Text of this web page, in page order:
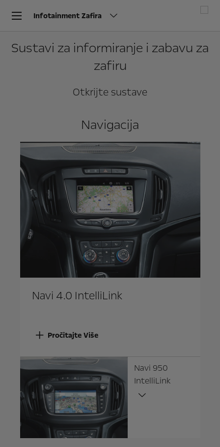
Infotainment Zafira
Sustavi za informiranje i zabavu za
zafiru
Otkrijte sustave
Navigacija
Navi 4.0 IntelliLink
Pročitajte Više
Navi 950
IntelliLink